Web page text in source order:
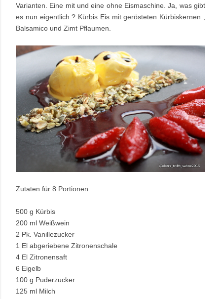
Varianten. Eine mit und eine ohne Eismaschine. Ja, was gibt
es nun eigentlich ? Kürbis Eis mit gerösteten Kürbiskernen ,
Balsamico und Zimt Pflaumen.
Zutaten für 8 Portionen
500 g Kürbis
200 ml Weißwein
2 Pk. Vanillezucker
1 El abgeriebene Zitronenschale
4 El Zitronensaft
6 Eigelb
100 g Puderzucker
125 ml Milch